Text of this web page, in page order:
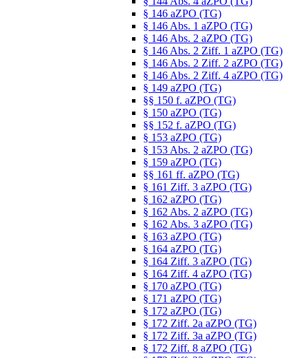
§ 146 aZPO (TG)
§ 146 Abs. 1 aZPO (TG)
§ 146 Abs. 2 aZPO (TG)
§ 146 Abs. 2 Ziff. 1 aZPO (TG)
§ 146 Abs. 2 Ziff. 2 aZPO (TG)
§ 146 Abs. 2 Ziff. 4 aZPO (TG)
§ 149 aZPO (TG)
§§ 150 f. aZPO (TG)
§ 150 aZPO (TG)
§§ 152 f. aZPO (TG)
§ 153 aZPO (TG)
§ 153 Abs. 2 aZPO (TG)
§ 159 aZPO (TG)
§§ 161 ff. aZPO (TG)
§ 161 Ziff. 3 aZPO (TG)
§ 162 aZPO (TG)
§ 162 Abs. 2 aZPO (TG)
§ 162 Abs. 3 aZPO (TG)
§ 163 aZPO (TG)
§ 164 aZPO (TG)
§ 164 Ziff. 3 aZPO (TG)
§ 164 Ziff. 4 aZPO (TG)
§ 170 aZPO (TG)
§ 171 aZPO (TG)
§ 172 aZPO (TG)
§ 172 Ziff. 2a aZPO (TG)
§ 172 Ziff. 3a aZPO (TG)
§ 172 Ziff. 8 aZPO (TG)